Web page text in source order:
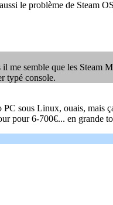
le problème de Steam
il me semble que les
typé console.
sous Linux, ouais, mais
pour 6-700€... en grande